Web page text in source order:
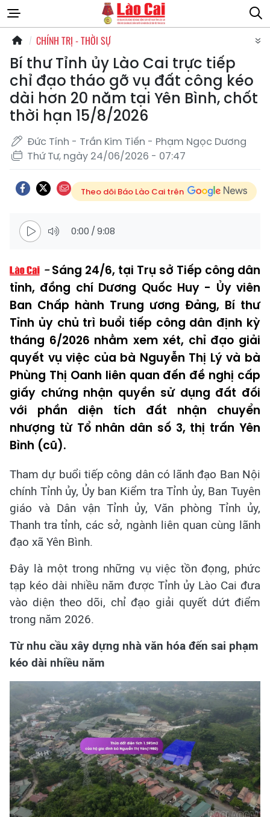
CHÍNH TRỊ - THỜI SỰ
Bí thư Tỉnh ủy Lào Cai trực tiếp
chỉ đạo tháo gỡ vụ đất công kéo
dài hơn 20 năm tại Yên Bình, chốt
thời hạn 15/8/2026
Đức Tính - Trần Kim Tiến - Phạm Ngọc Dương
Thứ Tư, ngày 24/06/2026 - 07:47
Theo dõi Báo Lào Cai trên
0:00 /9:08
Sáng 24/6, tại Trụ sở Tiếp công dân
tỉnh, đồng chí Dương Quốc Huy - Ủy viên
Ban Chấp hành Trung ương Đảng, Bí thư
Tỉnh ủy chủ trì buổi tiếp công dân định kỳ
tháng 6/2026 nhằm xem xét, chỉ đạo giải
quyết vụ việc của bà Nguyễn Thị Lý và bà
Phùng Thị Oanh liên quan đến đề nghị cấp
giấy chứng nhận quyền sử dụng đất đối
với phần diện tích đất nhận chuyển
nhượng từ Tổ nhân dân số 3, thị trấn Yên
Bình (cũ).
Tham dự buổi tiếp công dân có lãnh đạo Ban Nội
chính Tỉnh ủy, Ủy ban Kiểm tra Tỉnh ủy, Ban Tuyên
giáo và Dân vận Tỉnh ủy, Văn phòng Tỉnh ủy,
Thanh tra tỉnh, các sở, ngành liên quan cùng lãnh
đạo xã Yên Bình.
Đây là một trong những vụ việc tồn đọng, phức
tạp kéo dài nhiều năm được Tỉnh ủy Lào Cai đưa
vào diện theo dõi, chỉ đạo giải quyết dứt điểm
trong năm 2026.
Từ nhu cầu xây dựng nhà văn hóa đến sai phạm
kéo dài nhiều năm